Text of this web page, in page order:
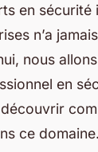
en sécurité
n’a
nous
en
ce domaine.